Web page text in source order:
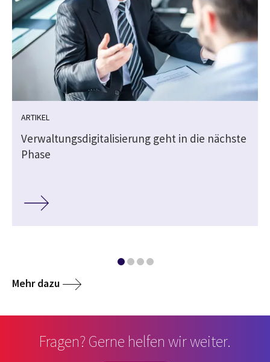
ARTIKEL
Verwaltungsdigitalisierung geht in die nächste
Phase
Mehr dazu
Fragen? Gerne helfen wir weiter.